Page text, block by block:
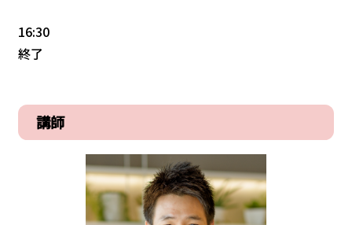
16:30
終了
講師